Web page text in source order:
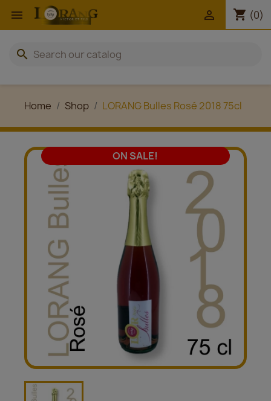
 shopping_cart (0)

search
Home Shop LORANG Bulles Rosé 2018 75cl
ON SALE!